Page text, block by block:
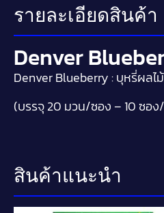
รายละเอียดสินค้า
Denver
Denver Blueberry : บุหรี่ผล
(บรรจุ 20 มวน/ซอง – 10 ซอ
สินค้าแนะนำ